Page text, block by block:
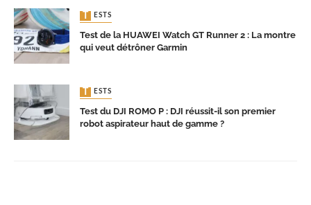
TESTS
Test de la HUAWEI Watch GT Runner 2 : La montre
qui veut détrôner Garmin
TESTS
Test du DJI ROMO P : DJI réussit-il son premier
robot aspirateur haut de gamme ?